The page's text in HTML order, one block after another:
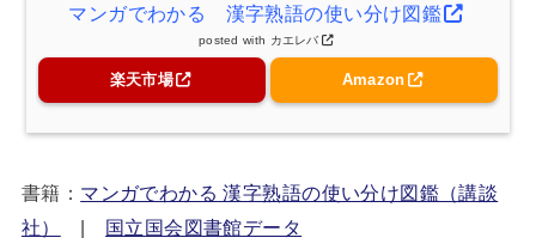
マンガでわかる 漢字熟語の使い分け図鑑
posted with カエレバ
楽天市場 Amazon
書籍： マンガでわかる 漢字熟語の使い分け図鑑（講談
社）
| 国立国会図書館データ